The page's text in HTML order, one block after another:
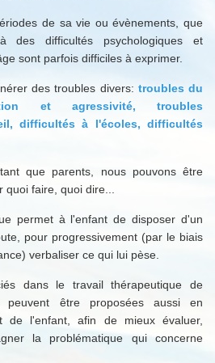
de sa vie ou évènements, que
des difficultés psychologiques et
sont parfois difficiles à exprimer.
des troubles divers: troubles du
et agressivité, troubles
difficultés à l'écoles, difficultés
que parents, nous pouvons être
faire, quoi dire...
permet à l'enfant de disposer d'un
pour progressivement (par le biais
verbaliser ce qui lui pèse.
dans le travail thérapeutique de
peuvent être proposées aussi en
de l'enfant, afin de mieux évaluer,
la problématique qui concerne